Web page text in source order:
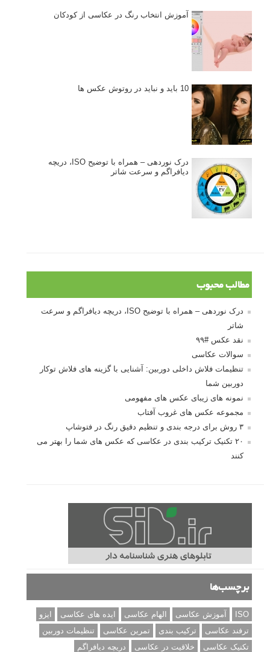
آموزش انتخاب رنگ در عکاسی از کودکان
10 باید و نباید در روتوش عکس ها
درک نوردهی – همراه با توضیح ISO، دریچه
دیافراگم و سرعت شاتر
مطالب محبوب
درک نوردهی – همراه با توضیح ISO، دریچه دیافراگم و سرعت
شاتر
نقد عکس #۹۹
سوالات عکاسی
تنظیمات فلاش داخلی دوربین: آشنایی با گزینه های فلاش توکار
دوربین شما
نمونه های زیبای عکس های مفهومی
مجموعه عکس های غروب آفتاب
۳ روش برای درجه بندی و تنظیم دقیق رنگ در فتوشاپ
۲۰ تکنیک ترکیب بندی در عکاسی که عکس های شما را بهتر می
کنند
برچسب‌ها
ISO آموزش عکاسی الهام عکاسی ایده های عکاسی
ایزو
ترفند عکاسی
ترکیب بندی تمرین عکاسی
تنظیمات دوربین
تکنیک عکاسی
خلاقیت در عکاسی
دریچه دیافراگم